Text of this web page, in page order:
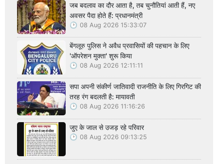
जब बदलाव का दौर आता है, तब चुनौतियां आती हैं, नए
अवसर पैदा होते हैं: प्रधानमंत्री
08 Aug 2026 15:33:07
बेंगलूरु पुलिस ने अवैध प्रवासियों की पहचान के लिए
'ऑपरेशन मुक्ता' शुरू किया
08 Aug 2026 12:11:11
सपा अपनी संकीर्ण जातिवादी राजनीति के लिए गिरगिट की
तरह रंग बदलती है: मायावती
08 Aug 2026 11:16:26
जुए के जाल से उजड़ रहे परिवार
08 Aug 2026 09:13:25